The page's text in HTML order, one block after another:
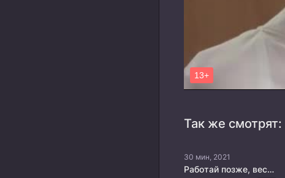
Так же смотрят:
30 мин, 2021
Работай позже, веселись сейчас